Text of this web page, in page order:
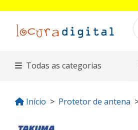
Todas as categorias
Início Protetor de antena